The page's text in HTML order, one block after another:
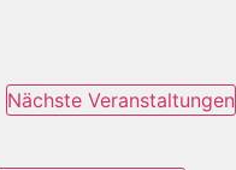
Nächste Veranstaltungen